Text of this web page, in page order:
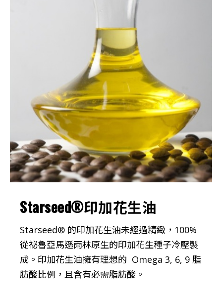
Starseed®印加花生油
Starseed® 的印加花生油未經過精緻，100%
從祕魯亞馬遜雨林原生的印加花生種子冷壓製
成。印加花生油擁有理想的 Omega 3, 6, 9 脂
肪酸比例，且含有必需脂肪酸。